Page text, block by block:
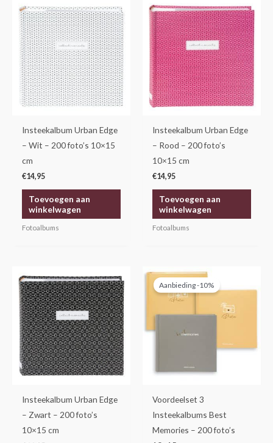
Insteekalbum Urban Edge
– Wit – 200 foto’s 10×15
cm
€14,95
Toevoegen aan
winkelwagen
Fotoalbums
Insteekalbum Urban Edge
– Rood – 200 foto’s
10×15 cm
€14,95
Toevoegen aan
winkelwagen
Fotoalbums
Insteekalbum Urban Edge
– Zwart – 200 foto’s
10×15 cm
Aanbieding -10%
Voordeelset 3
Insteekalbums Best
Memories – 200 foto’s
Oorspronkelijke
prijs
was:
€44,95.
Huidige
prijs
is: